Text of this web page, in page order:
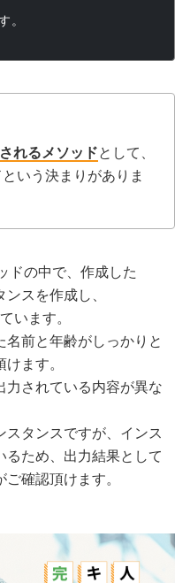
。
れるメソッドとして、
いう決まりがありま
ドの中で、作成した
スを作成し、
います。
名前と年齢がしっかりと
ます。
力されている内容が異な
スタンスですが、インス
るため、出力結果として
確認頂けます。